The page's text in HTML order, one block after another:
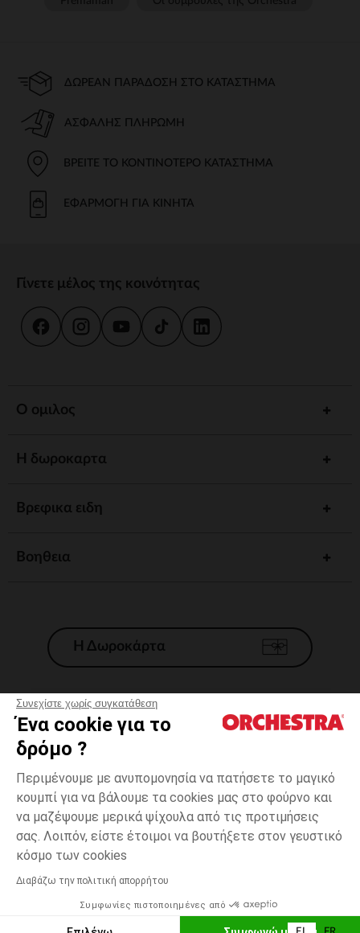
Συνεχίστε χωρίς συγκατάθεση
Ένα cookie για το
δρόμο ?
Περιμένουμε με ανυπομονησία να πατήσετε το μαγικό
κουμπί για να βάλουμε τα cookies μας στο φούρνο και
να μαζέψουμε μερικά ψίχουλα από τις προτιμήσεις
σας. Λοιπόν, είστε έτοιμοι να βουτήξετε στον γευστικό
κόσμο των cookies
Διαβάζω την πολιτική απορρήτου
Συμφωνίες πιστοποιημένες από
Μπλε
3
Δυνατότητα πληρωμής με
ΠΡΟΣΘΉΚΗ ΣΤΟ ΚΑΛΆΘΙ
ΔΩΡΕΆΝ ΠΑΡΆΔΟΣΗ ΣΤΟ ΚΑΤΆΣΤΗΜΑ
ΑΣΦΑΛΉΣ ΠΛΗΡΩΜΉ
ΒΡΕΊΤΕ ΤΟ ΚΟΝΤΙΝΌΤΕΡΟ ΚΑΤΆΣΤΗΜΑ
ΕΦΑΡΜΟΓΉ ΓΙΑ ΚΙΝΗΤΆ
Γίνετε μέλος της κοινότητας
Ο ομιλος
Η δωροκαρτα
Βρεφικα ειδη
Βοηθεια
Η Δωροκάρτα
Γενικοί 'Οροι Πώλησης
*Εμπορικες προσφορες
Προσωπικά δεδομένα
Διαχείρηση των cookies
Προσβασιμότητα: μη συμμορφούμενη
H Orchestra συμμετέχει στον κωδικά δεοντολογίας και στο σύστημα
μεσολάβησης της Γαλλικής Ομοσπονδίας Ηλεκτρονικού Εμπορίου.